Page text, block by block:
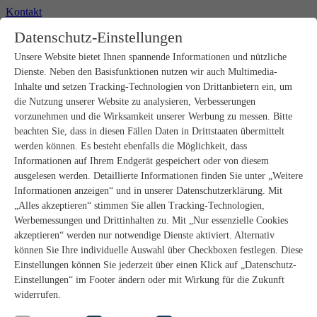
Kontakt
Produkte
Rohbau
Estrichverlegung
Untergrundvorbereitung
Bodenspachtelmassen
Abdichtungen
Fliesenkleber
Fugenmörtel
Fugendichtstoffe
Natursteinverlegung
Bodenbelags- und Parkettklebstoffe
Wandspachtelmassen
Werkzeug
Zubehör
PANDOMO
wedi Produkte
Marine Produkte
Service
Datenschutz-Einstellungen
Unsere Website bietet Ihnen spannende Informationen und nützliche
Dienste. Neben den Basisfunktionen nutzen wir auch Multimedia-
Inhalte und setzen Tracking-Technologien von Drittanbietern ein, um
die Nutzung unserer Website zu analysieren, Verbesserungen
vorzunehmen und die Wirksamkeit unserer Werbung zu messen. Bitte
beachten Sie, dass in diesen Fällen Daten in Drittstaaten übermittelt
werden können. Es besteht ebenfalls die Möglichkeit, dass
Informationen auf Ihrem Endgerät gespeichert oder von diesem
ausgelesen werden. Detaillierte Informationen finden Sie unter „Weitere
Informationen anzeigen“ und in unserer Datenschutzerklärung. Mit
„Alles akzeptieren“ stimmen Sie allen Tracking-Technologien,
Werbemessungen und Drittinhalten zu. Mit „Nur essenzielle Cookies
akzeptieren“ werden nur notwendige Dienste aktiviert. Alternativ
können Sie Ihre individuelle Auswahl über Checkboxen festlegen. Diese
Einstellungen können Sie jederzeit über einen Klick auf „Datenschutz-
Einstellungen“ im Footer ändern oder mit Wirkung für die Zukunft
widerrufen.